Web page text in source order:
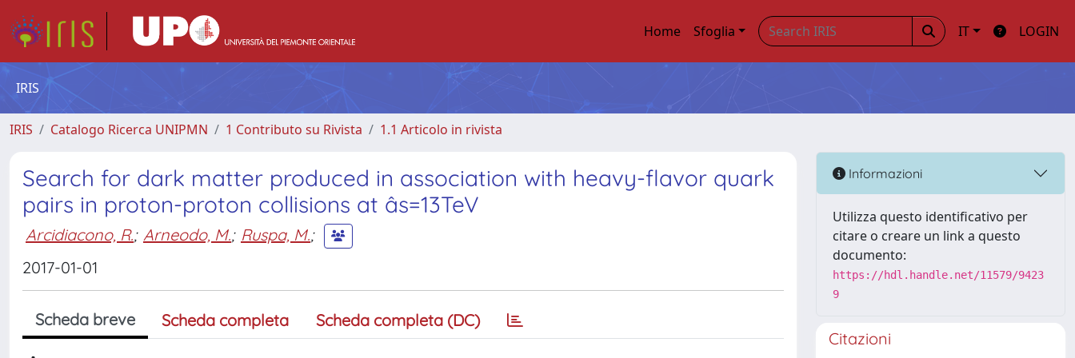
Home Sfoglia IT LOGIN
IRIS
IRIS Catalogo Ricerca UNIPMN 1 Contributo su Rivista 1.1 Articolo in rivista
Search for dark matter produced in association with heavy-flavor quark
pairs in proton-proton collisions at âs=13TeV
Arcidiacono, R.; Arneodo, M.; Ruspa, M.;
2017-01-01
Scheda breve Scheda completa Scheda completa (DC)
Informazioni
Utilizza questo identificativo per
citare o creare un link a questo
documento:
https://hdl.handle.net/11579/9423
9
Citazioni